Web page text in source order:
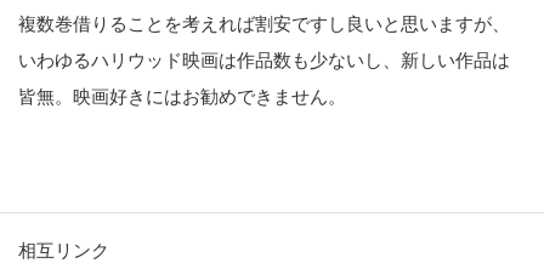
複数巻借りることを考えれば割安ですし良いと思いますが、
いわゆるハリウッド映画は作品数も少ないし、新しい作品は
皆無。映画好きにはお勧めできません。
相互リンク